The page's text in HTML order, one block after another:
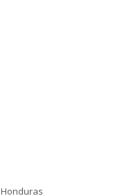
Honduras